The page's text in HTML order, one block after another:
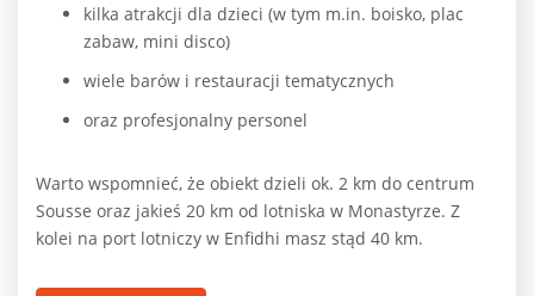
kilka atrakcji dla dzieci (w tym m.in. boisko, plac
zabaw, mini disco)
wiele barów i restauracji tematycznych
oraz profesjonalny personel
Warto wspomnieć, że obiekt dzieli ok. 2 km do centrum
Sousse oraz jakieś 20 km od lotniska w Monastyrze. Z
kolei na port lotniczy w Enfidhi masz stąd 40 km.